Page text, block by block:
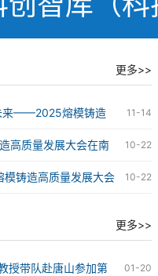
更多>>
11-14
未来——2025熔模铸造
10-22
高质量发展大会在南
10-22
模铸造高质量发展大会
更多>>
01-20
授带队赴唐山参加第